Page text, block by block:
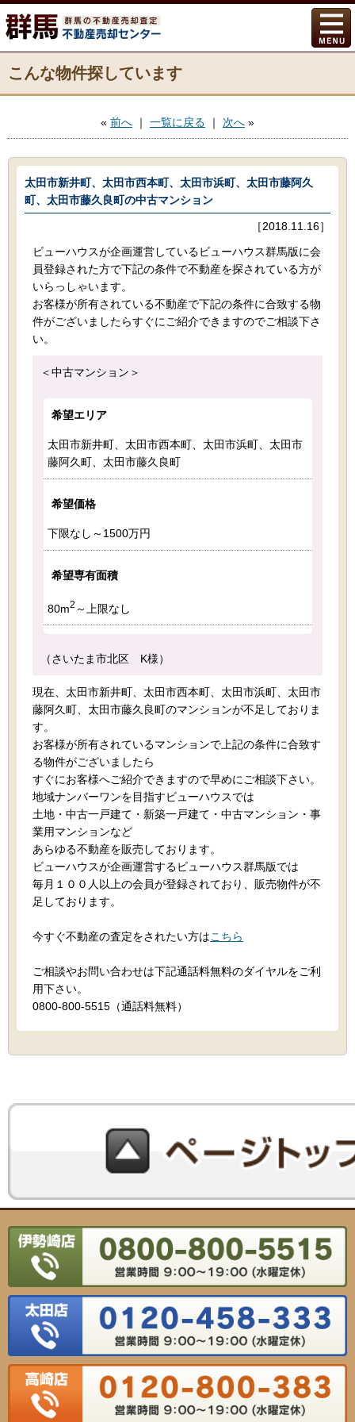
こんな物件探しています
« 前へ ｜ 一覧に戻る ｜ 次へ »
太田市新井町、太田市西本町、太田市浜町、太田市藤阿久
町、太田市藤久良町の中古マンション
［2018.11.16］
ビューハウスが企画運営しているビューハウス群馬版に会
員登録された方で下記の条件で不動産を探されている方が
いらっしゃいます。
お客様が所有されている不動産で下記の条件に合致する物
件がございましたらすぐにご紹介できますのでご相談下さ
い。
＜中古マンション＞
希望エリア
太田市新井町、太田市西本町、太田市浜町、太田市
藤阿久町、太田市藤久良町
希望価格
下限なし～1500万円
希望専有面積
80m2 ～上限なし
（さいたま市北区 K様）
現在、太田市新井町、太田市西本町、太田市浜町、太田市
藤阿久町、太田市藤久良町のマンションが不足しておりま
す。
お客様が所有されているマンションで上記の条件に合致す
る物件がございましたら
すぐにお客様へご紹介できますので早めにご相談下さい。
地域ナンバーワンを目指すビューハウスでは
土地・中古一戸建て・新築一戸建て・中古マンション・事
業用マンションなど
あらゆる不動産を販売しております。
ビューハウスが企画運営するビューハウス群馬版では
毎月１００人以上の会員が登録されており、販売物件が不
足しております。
今すぐ不動産の査定をされたい方はこちら
ご相談やお問い合わせは下記通話料無料のダイヤルをご利
用下さい。
0800-800-5515（通話料無料）